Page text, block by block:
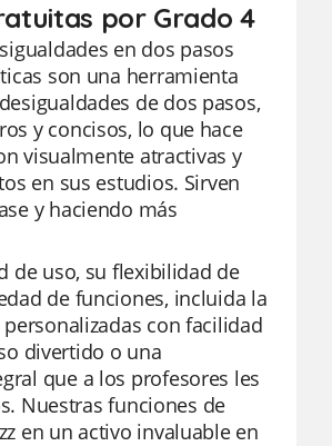
por Grado 4
en dos pasos
son una herramienta
de dos pasos,
y concisos, lo que hace
visualmente atractivas y
en sus estudios. Sirven
y haciendo más
de uso, su flexibilidad de
de funciones, incluida la
con facilidad
divertido o una
que a los profesores les
Nuestras funciones de
en un activo invaluable en